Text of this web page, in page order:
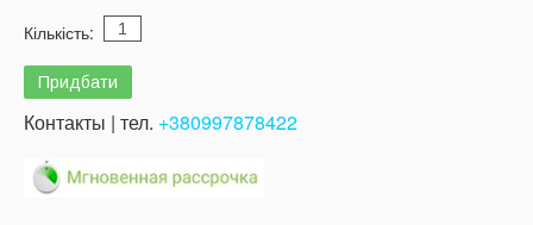
Кількість:
Контакты | тел. +380997878422